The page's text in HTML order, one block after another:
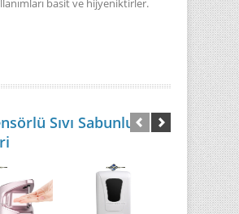
basit ve hijyeniktirler.
Sıvı Sabunluk